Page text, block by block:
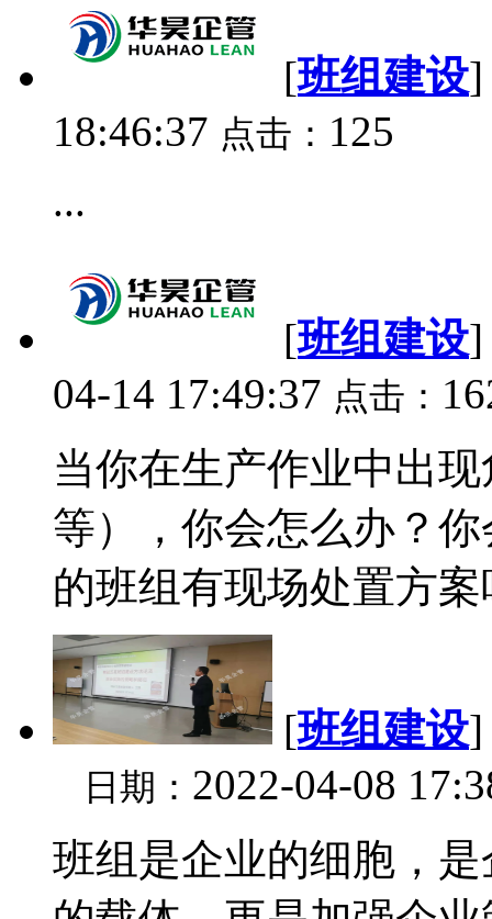
[班组建设
18:46:37 点击： 125
...
[班组建设
04-14 17:49:37 点击：
当你在生产作业中出
等），你会怎么办？
的班组有现场处置方
[班组建设
日期： 2022-04-08
班组是企业的细胞，